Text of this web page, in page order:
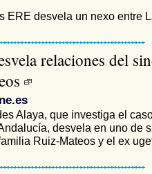
ERE desvela un nexo entre
relaciones del
Alaya, que investiga el
desvela en uno de
Ruiz-Mateos y el ex